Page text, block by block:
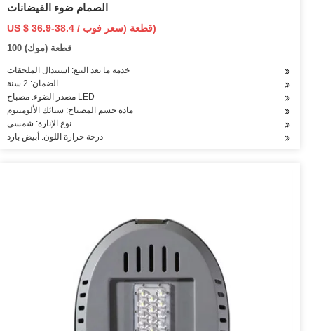
الصمام ضوء الفيضانات
US $ 36.9-38.4 / قطعة (سعر فوب)
100 قطعة (موك)
خدمة ما بعد البيع: استبدال الملحقات
الضمان: 2 سنة
مصدر الضوء: مصباح LED
مادة جسم المصباح: سبائك الألومنيوم
نوع الإنارة: شمسي
درجة حرارة اللون: أبيض بارد